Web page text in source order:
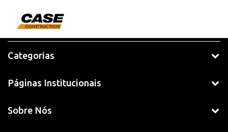
Categorias
Páginas Institucionais
Sobre Nós